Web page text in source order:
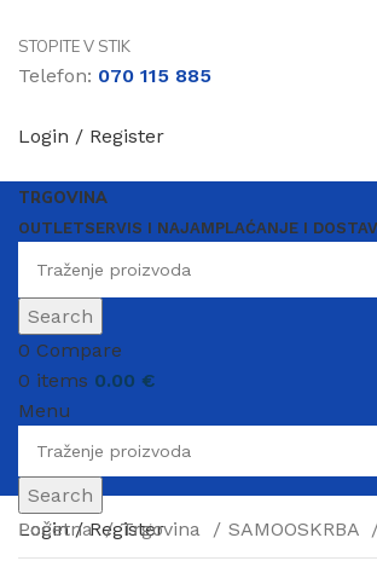
STOPITE V STIK
Telefon: 070 115 885
Login / Register
TRGOVINA
OUTLETSERVIS I NAJAMPLAĆANJE I
Search
0 Compare
0 items 0.00 €
Menu
Search
Login / Register
Početna Trgovina SAMOOSKRBA